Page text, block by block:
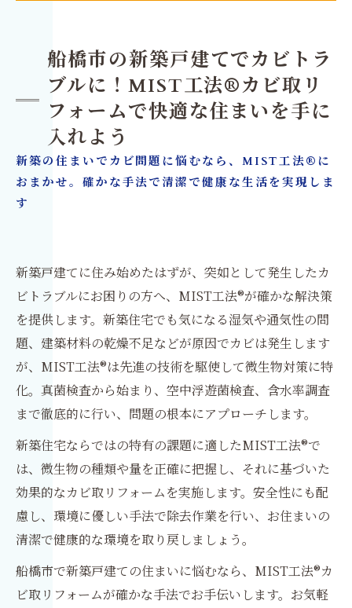
船橋市の新築戸建てでカビトラ
ブルに！MIST工法®カビ取リ
フォームで快適な住まいを手に
入れよう
新築の住まいでカビ問題に悩むなら、MIST工法®に
おまかせ。確かな手法で清潔で健康な生活を実現しま
す
新築戸建てに住み始めたはずが、突如として発生したカ
ビトラブルにお困りの方へ、MIST工法®が確かな解決策
を提供します。新築住宅でも気になる湿気や通気性の問
題、建築材料の乾燥不足などが原因でカビは発生します
が、MIST工法®は先進の技術を駆使して微生物対策に特
化。真菌検査から始まり、空中浮遊菌検査、含水率調査
まで徹底的に行い、問題の根本にアプローチします。
新築住宅ならではの特有の課題に適したMIST工法®で
は、微生物の種類や量を正確に把握し、それに基づいた
効果的なカビ取リフォームを実施します。安全性にも配
慮し、環境に優しい手法で除去作業を行い、お住まいの
清潔で健康的な環境を取り戻しましょう。
船橋市で新築戸建ての住まいに悩むなら、MIST工法®カ
ビ取リフォームが確かな手法でお手伝いします。お気軽